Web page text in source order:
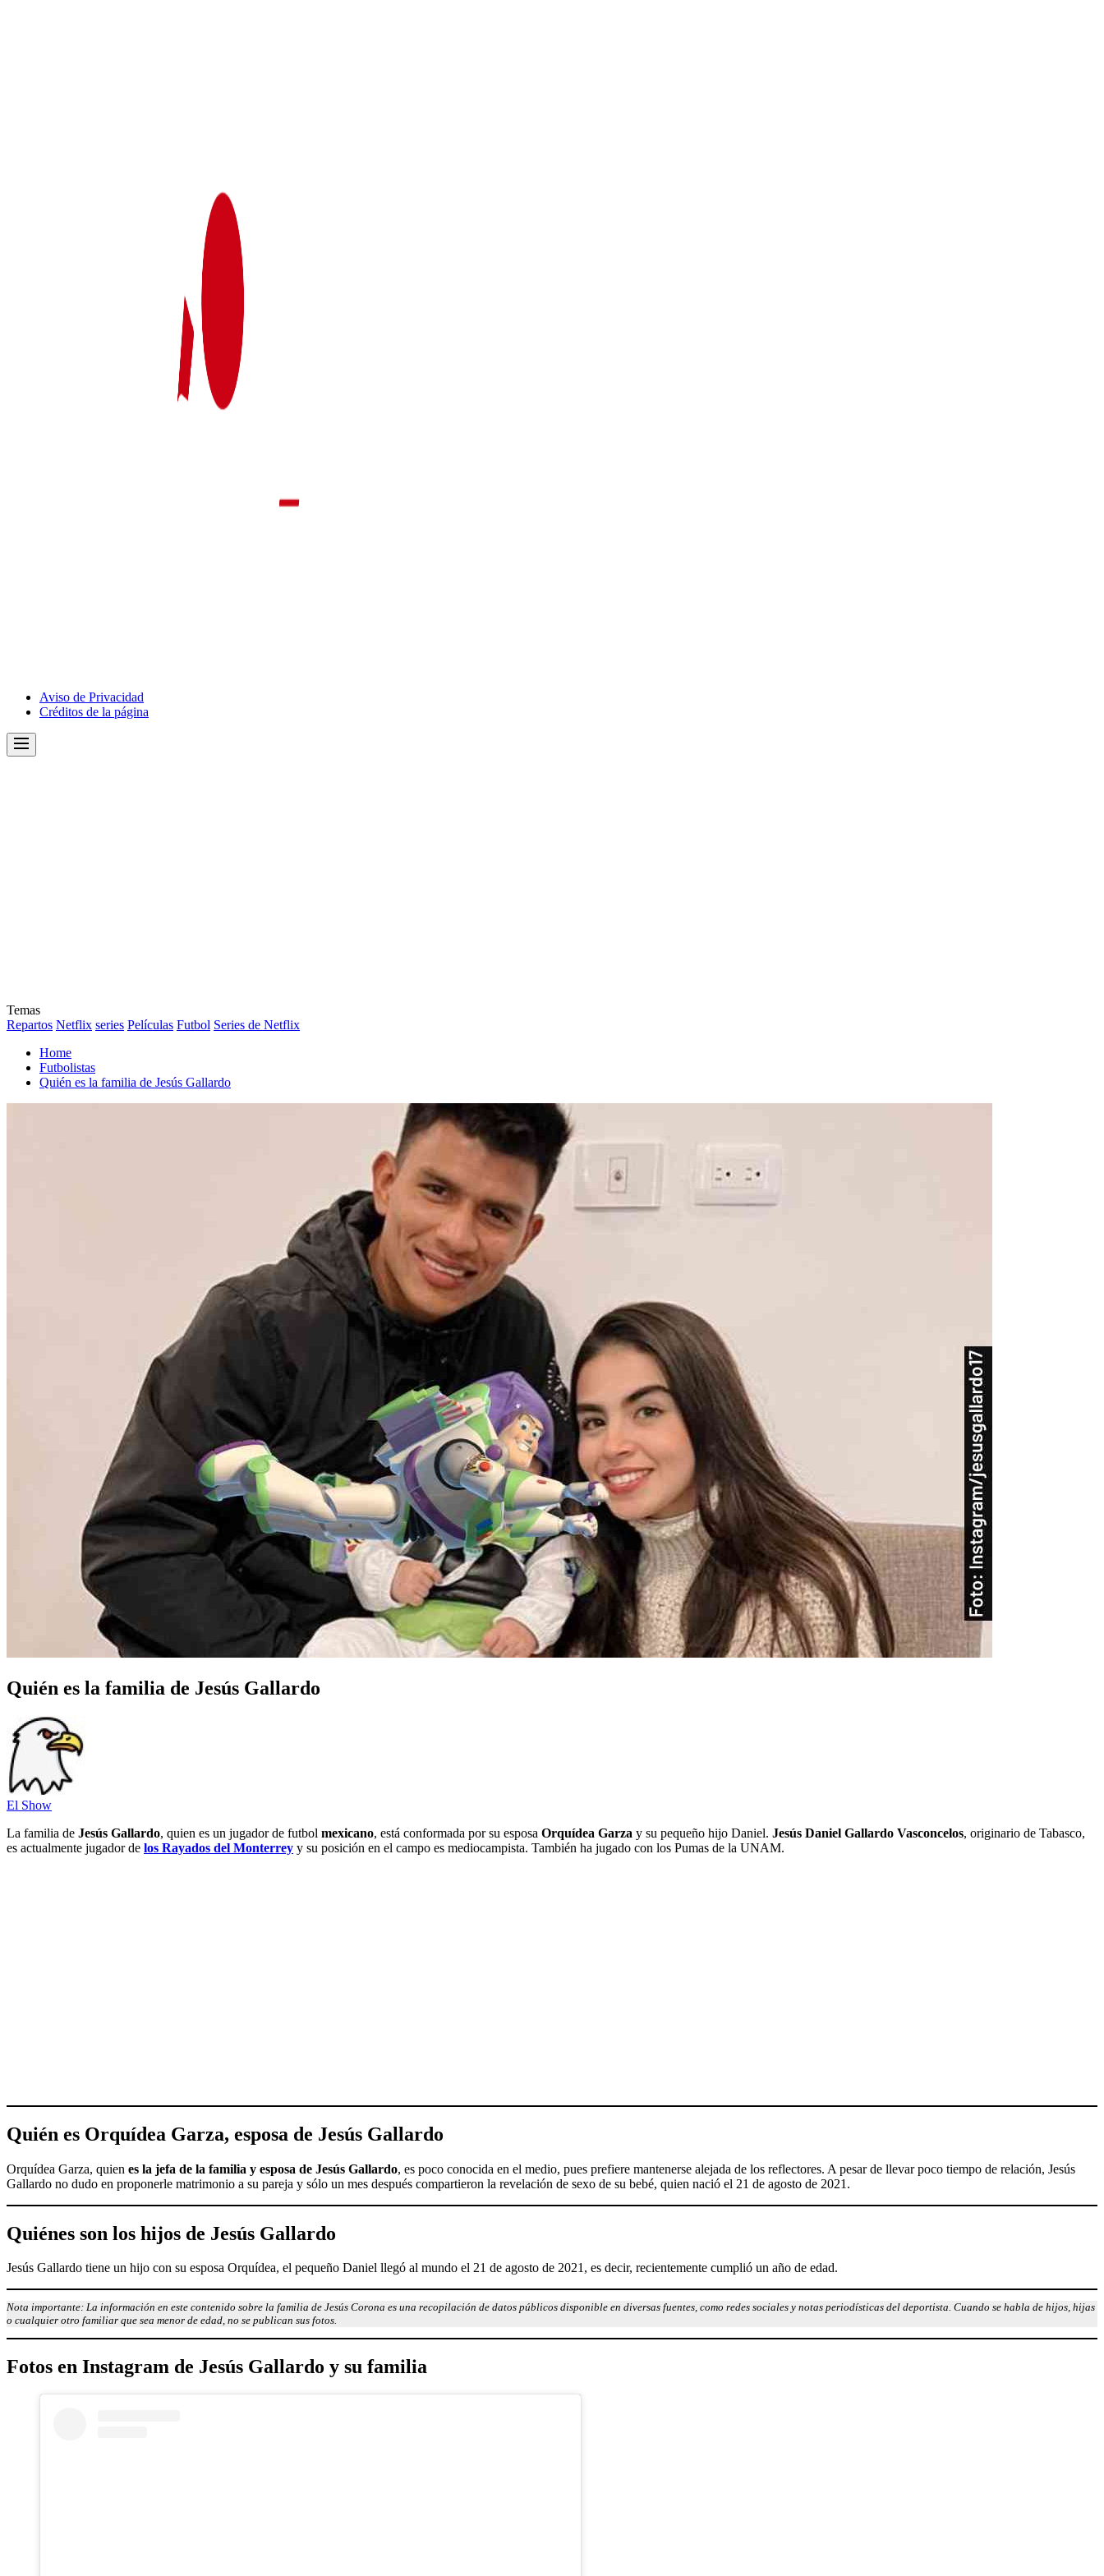
Aviso de Privacidad
Créditos de la página
Menu
Temas
Repartos Netflix series Películas Futbol Series de Netflix
Home
Futbolistas
Quién es la familia de Jesús Gallardo
Quién es la familia de Jesús Gallardo
El Show
La familia de Jesús Gallardo, quien es un jugador de futbol mexicano, está conformada por su esposa Orquídea Garza y su pequeño hijo Daniel. Jesús Daniel Gallardo Vasconcelos, originario de Tabasco,
es actualmente jugador de los Rayados del Monterrey y su posición en el campo es mediocampista. También ha jugado con los Pumas de la UNAM.
Quién es Orquídea Garza, esposa de Jesús Gallardo
Orquídea Garza, quien es la jefa de la familia y esposa de Jesús Gallardo, es poco conocida en el medio, pues prefiere mantenerse alejada de los reflectores. A pesar de llevar poco tiempo de relación, Jesús
Gallardo no dudo en proponerle matrimonio a su pareja y sólo un mes después compartieron la revelación de sexo de su bebé, quien nació el 21 de agosto de 2021.
Quiénes son los hijos de Jesús Gallardo
Jesús Gallardo tiene un hijo con su esposa Orquídea, el pequeño Daniel llegó al mundo el 21 de agosto de 2021, es decir, recientemente cumplió un año de edad.
Nota importante: La información en este contenido sobre la familia de Jesús Corona es una recopilación de datos públicos disponible en diversas fuentes, como redes sociales y notas periodísticas del deportista. Cuando se habla de hijos, hijas
o cualquier otro familiar que sea menor de edad, no se publican sus fotos.
Fotos en Instagram de Jesús Gallardo y su familia